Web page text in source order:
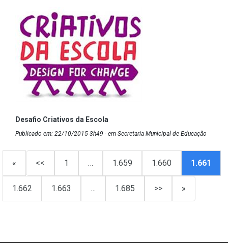
Desafio Criativos da Escola
Publicado em: 22/10/2015 3h49 - em Secretaria Municipal de Educação
« << 1 … 1.659 1.660 1.661
1.662 1.663 … 1.685 >> »